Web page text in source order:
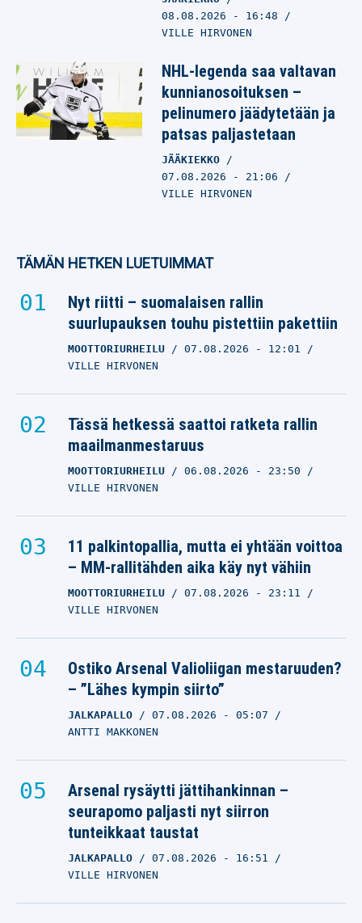
08.08.2026 - 16:48
VILLE HIRVONEN
NHL-legenda saa valtavan
kunnianosoituksen –
pelinumero jäädytetään ja
patsas paljastetaan
JÄÄKIEKKO
07.08.2026 - 21:06
VILLE HIRVONEN
TÄMÄN HETKEN LUETUIMMAT
Nyt riitti – suomalaisen rallin
suurlupauksen touhu pistettiin pakettiin
MOOTTORIURHEILU 07.08.2026 - 12:01
VILLE HIRVONEN
Tässä hetkessä saattoi ratketa rallin
maailmanmestaruus
MOOTTORIURHEILU 06.08.2026 - 23:50
VILLE HIRVONEN
11 palkintopallia, mutta ei yhtään voittoa
– MM-rallitähden aika käy nyt vähiin
MOOTTORIURHEILU 07.08.2026 - 23:11
VILLE HIRVONEN
Ostiko Arsenal Valioliigan mestaruuden?
– ”Lähes kympin siirto”
JALKAPALLO 07.08.2026 - 05:07
ANTTI MAKKONEN
Arsenal rysäytti jättihankinnan –
seurapomo paljasti nyt siirron
tunteikkaat taustat
JALKAPALLO 07.08.2026 - 16:51
VILLE HIRVONEN